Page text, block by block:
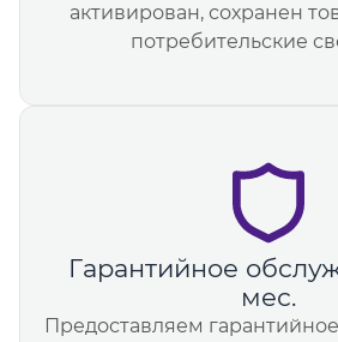
активирован, сохранен
потребительские
Гарантийное
мес.
Предоставляем